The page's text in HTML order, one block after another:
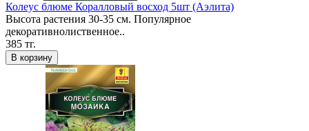
Колеус блюме Коралловый восход 5шт (Аэлита)
Высота растения 30-35 см. Популярное
декоративнолиственное..
385 тг.
В корзину